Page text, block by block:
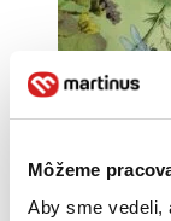
Môžeme
Aby sme vedeli,